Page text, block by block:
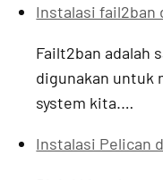
Instalasi fail2ban
Failt2ban adalah
digunakan untuk
system kita.…
Instalasi Pelican